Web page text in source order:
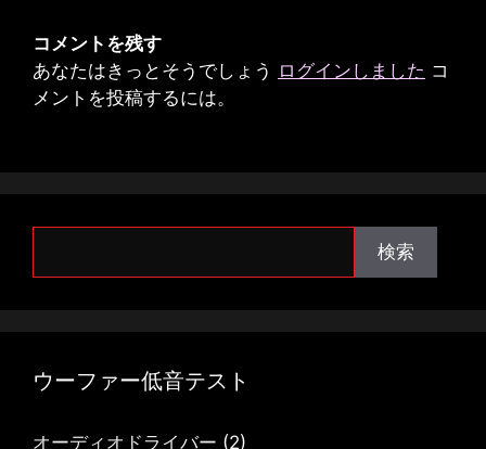
コメントを残す
あなたはきっとそうでしょう ログインしました コ
メントを投稿するには。
検索
ウーファー低音テスト
オーディオドライバー (2)